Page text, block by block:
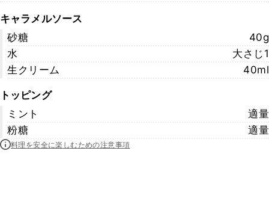
キャラメルソース
砂糖
40g
水
大さじ1
生クリーム
40ml
トッピング
ミント
適量
粉糖
適量
料理を安全に楽しむための注意事項